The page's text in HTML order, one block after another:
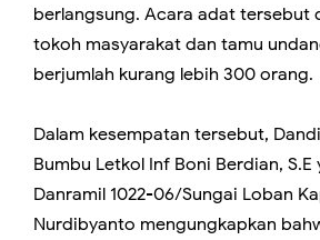
berlangsung. Acara adat tersebut
tokoh masyarakat dan tamu
berjumlah kurang lebih 300 orang.
Dalam kesempatan tersebut,
Bumbu Letkol Inf Boni Berdian, S.E
Danramil 1022-06/Sungai Loban
Nurdibyanto mengungkapkan